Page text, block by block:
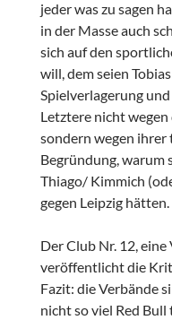
jeder was zu sagen
in der Masse auch
sich auf den
will, dem seien
Spielverlagerung
Letztere nicht
sondern wegen ihrer
Begründung, warum
Thiago/ Kimmich
gegen Leipzig hätten.
Der Club Nr. 12,
veröffentlicht die
Fazit: die Verbände
nicht so viel Red Bull